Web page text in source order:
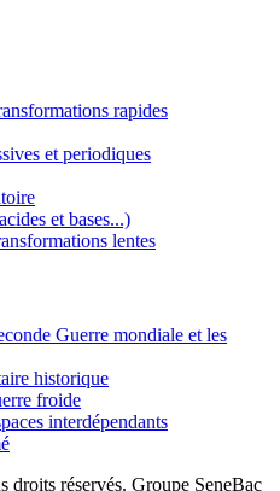
rapides
et periodiques
et bases...)
lentes
Guerre mondiale et les
historique
froide
interdépendants
réservés. Groupe SeneBac